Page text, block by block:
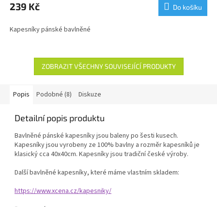
239 Kč Do košíku
Kapesníky pánské bavlněné
ZOBRAZIT VŠECHNY SOUVISEJÍCÍ PRODUKTY
Popis Podobné (8) Diskuze
Detailní popis produktu
Bavlněné pánské kapesníky jsou baleny po šesti kusech.
Kapesníky jsou vyrobeny ze 100% bavlny a rozměr kapesníků je
klasický cca 40x40cm. Kapesníky jsou tradiční české výroby.
Další bavlněné kapesníky, které máme vlastním skladem:
https://www.xcena.cz/kapesniky/